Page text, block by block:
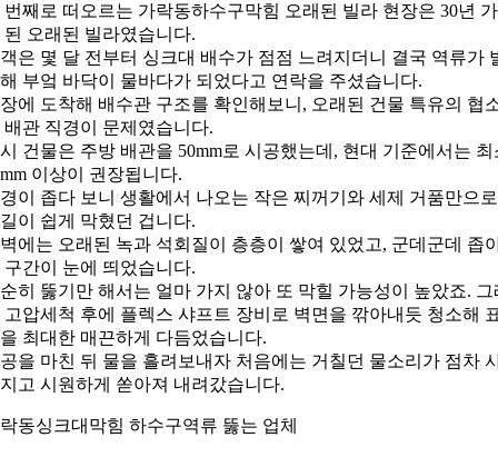
번째로 떠오르는 가락동하수구막힘 오래된 빌라 현장은 30년
된 오래된 빌라였습니다.
은 몇 달 전부터 싱크대 배수가 점점 느려지더니 결국 역류가
부엌 바닥이 물바다가 되었다고 연락을 주셨습니다.
에 도착해 배수관 구조를 확인해보니, 오래된 건물 특유의 협
배관 직경이 문제였습니다.
건물은 주방 배관을 50mm로 시공했는데, 현대 기준에서는 최
이상이 권장됩니다.
이 좁다 보니 생활에서 나오는 작은 찌꺼기와 세제 거품만으
이 쉽게 막혔던 겁니다.
에는 오래된 녹과 석회질이 층층이 쌓여 있었고, 군데군데 좁
구간이 눈에 띄었습니다.
히 뚫기만 해서는 얼마 가지 않아 또 막힐 가능성이 높았죠. 그
고압세척 후에 플렉스 샤프트 장비로 벽면을 깎아내듯 청소해
최대한 매끈하게 다듬었습니다.
을 마친 뒤 물을 흘려보내자 처음에는 거칠던 물소리가 점차
고 시원하게 쏟아져 내려갔습니다.
동싱크대막힘 하수구역류 뚫는 업체